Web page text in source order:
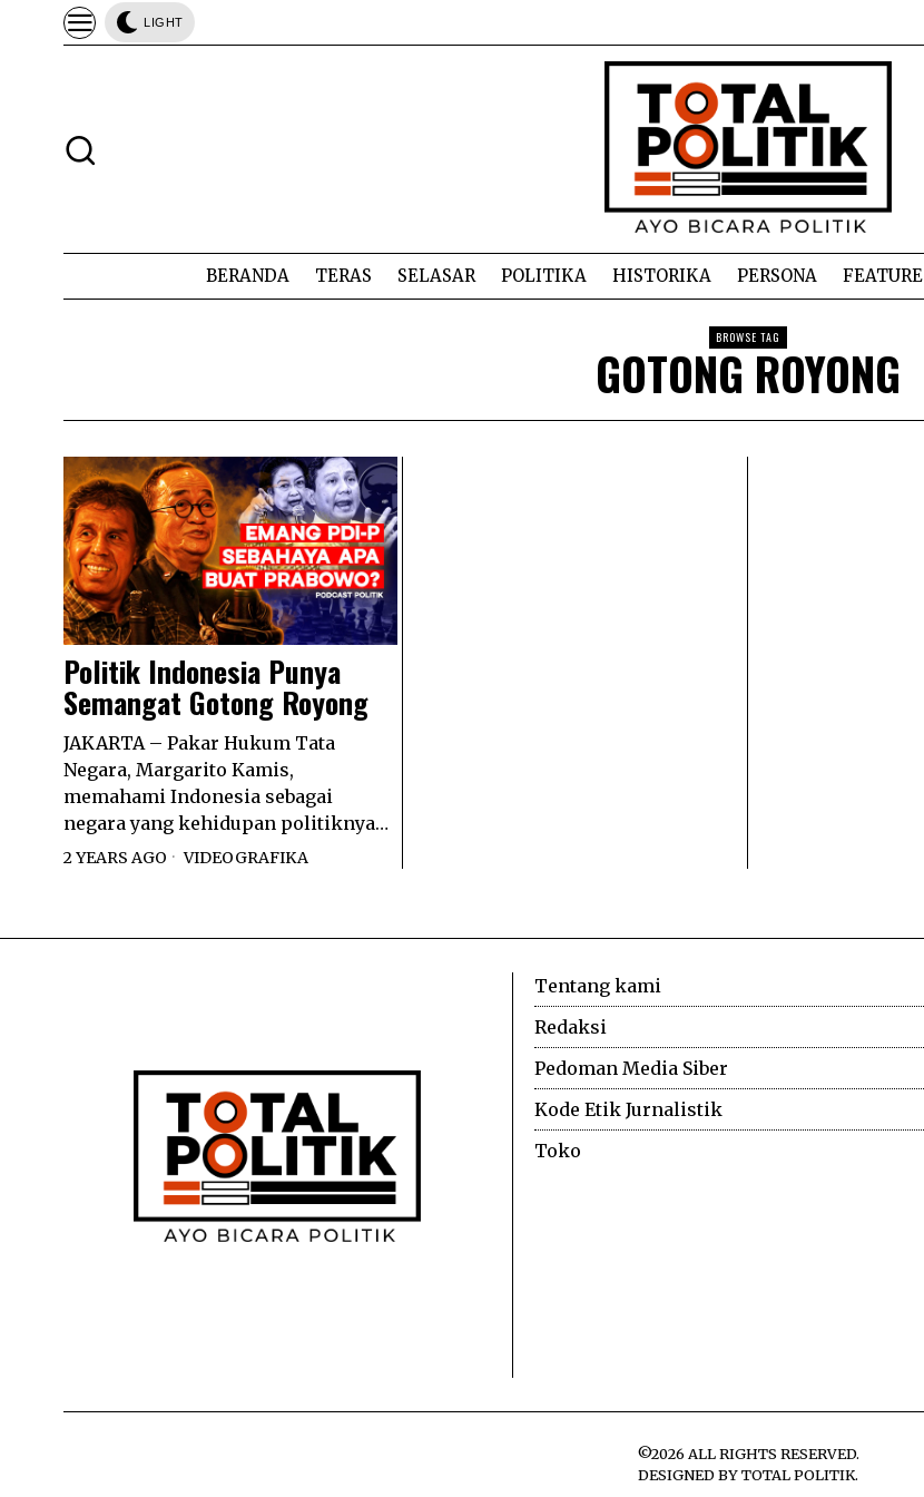
LIGHT
BERANDA TERAS SELASAR POLITIKA HISTORIKA PERSONA FEATURE
BROWSE TAG
GOTONG ROYONG
Politik Indonesia Punya
Semangat Gotong Royong
JAKARTA – Pakar Hukum Tata
Negara, Margarito Kamis,
memahami Indonesia sebagai
negara yang kehidupan politiknya…
2 YEARS AGO VIDEOGRAFIKA
Tentang kami
Redaksi
Pedoman Media Siber
Kode Etik Jurnalistik
Toko
©2026 ALL RIGHTS RESERVED.
DESIGNED BYTOTAL POLITIK.